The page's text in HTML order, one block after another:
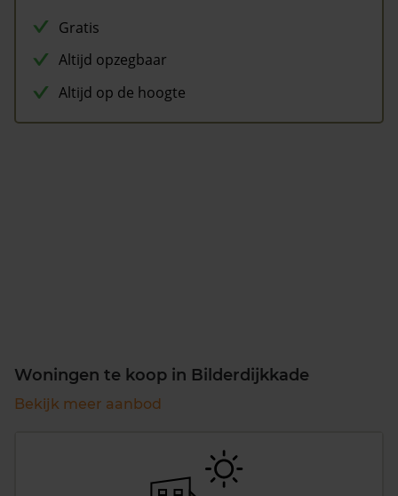
Gratis
Altijd opzegbaar
Altijd op de hoogte
Woningen te koop in Bilderdijkkade
Bekijk meer aanbod